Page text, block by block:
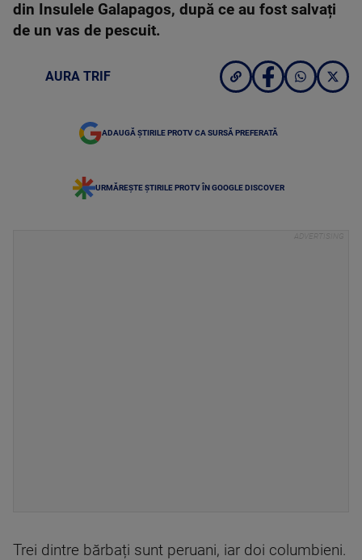
din Insulele Galapagos, după ce au fost salvați
de un vas de pescuit.
AURA TRIF
ADAUGĂ ȘTIRILE PROTV CA SURSĂ PREFERATĂ
URMĂREȘTE ȘTIRILE PROTV ÎN GOOGLE DISCOVER
Trei dintre bărbați sunt peruani, iar doi columbieni.